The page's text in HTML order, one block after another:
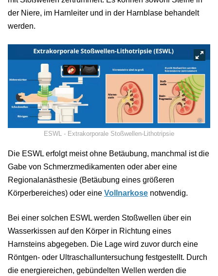
der Niere, im Harnleiter und in der Harnblase behandelt
werden.
©
ESWL - Extrakorporale Stoßwellen-Lithotripsie
Die ESWL erfolgt meist ohne Betäubung, manchmal ist die
Gabe von Schmerzmedikamenten oder aber eine
Regionalanästhesie (Betäubung eines größeren
Körperbereiches) oder eine Vollnarkose notwendig.
Bei einer solchen ESWL werden Stoßwellen über ein
Wasserkissen auf den Körper in Richtung eines
Harnsteins abgegeben. Die Lage wird zuvor durch eine
Röntgen- oder Ultraschalluntersuchung festgestellt. Durch
die energiereichen, gebündelten Wellen werden die